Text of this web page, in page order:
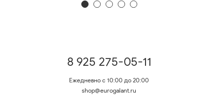
8 925 275-05-11
Ежедневно с 10:00 до 20:00
shop@eurogalant.ru